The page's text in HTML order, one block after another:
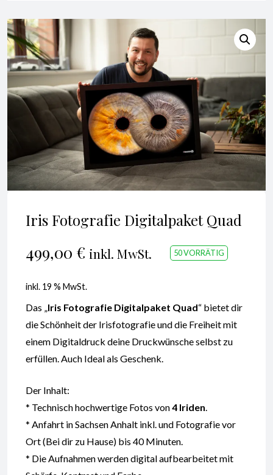
Iris Fotografie Digitalpaket Quad
499,00 € inkl. MwSt. 50 VORRÄTIG
inkl. 19 % MwSt.
Das „Iris Fotografie Digitalpaket Quad“ bietet dir
die Schönheit der Irisfotografie und die Freiheit mit
einem Digitaldruck deine Druckwünsche selbst zu
erfüllen. Auch Ideal als Geschenk.
Der Inhalt:
* Technisch hochwertige Fotos von4 Iriden.
* Anfahrt in Sachsen Anhalt inkl. und Fotografie vor
Ort (Bei dir zu Hause) bis 40 Minuten.
* Die Aufnahmen werden digital aufbearbeitet mit